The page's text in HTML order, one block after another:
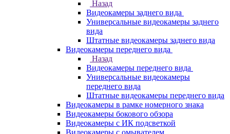
Назад
Видеокамеры заднего вида
Универсальные видеокамеры заднего
вида
Штатные видеокамеры заднего вида
Видеокамеры переднего вида
Назад
Видеокамеры переднего вида
Универсальные видеокамеры
переднего вида
Штатные видеокамеры переднего вида
Видеокамеры в рамке номерного знака
Видеокамеры бокового обзора
Видеокамеры с ИК подсветкой
Видеокамеры с омывателем